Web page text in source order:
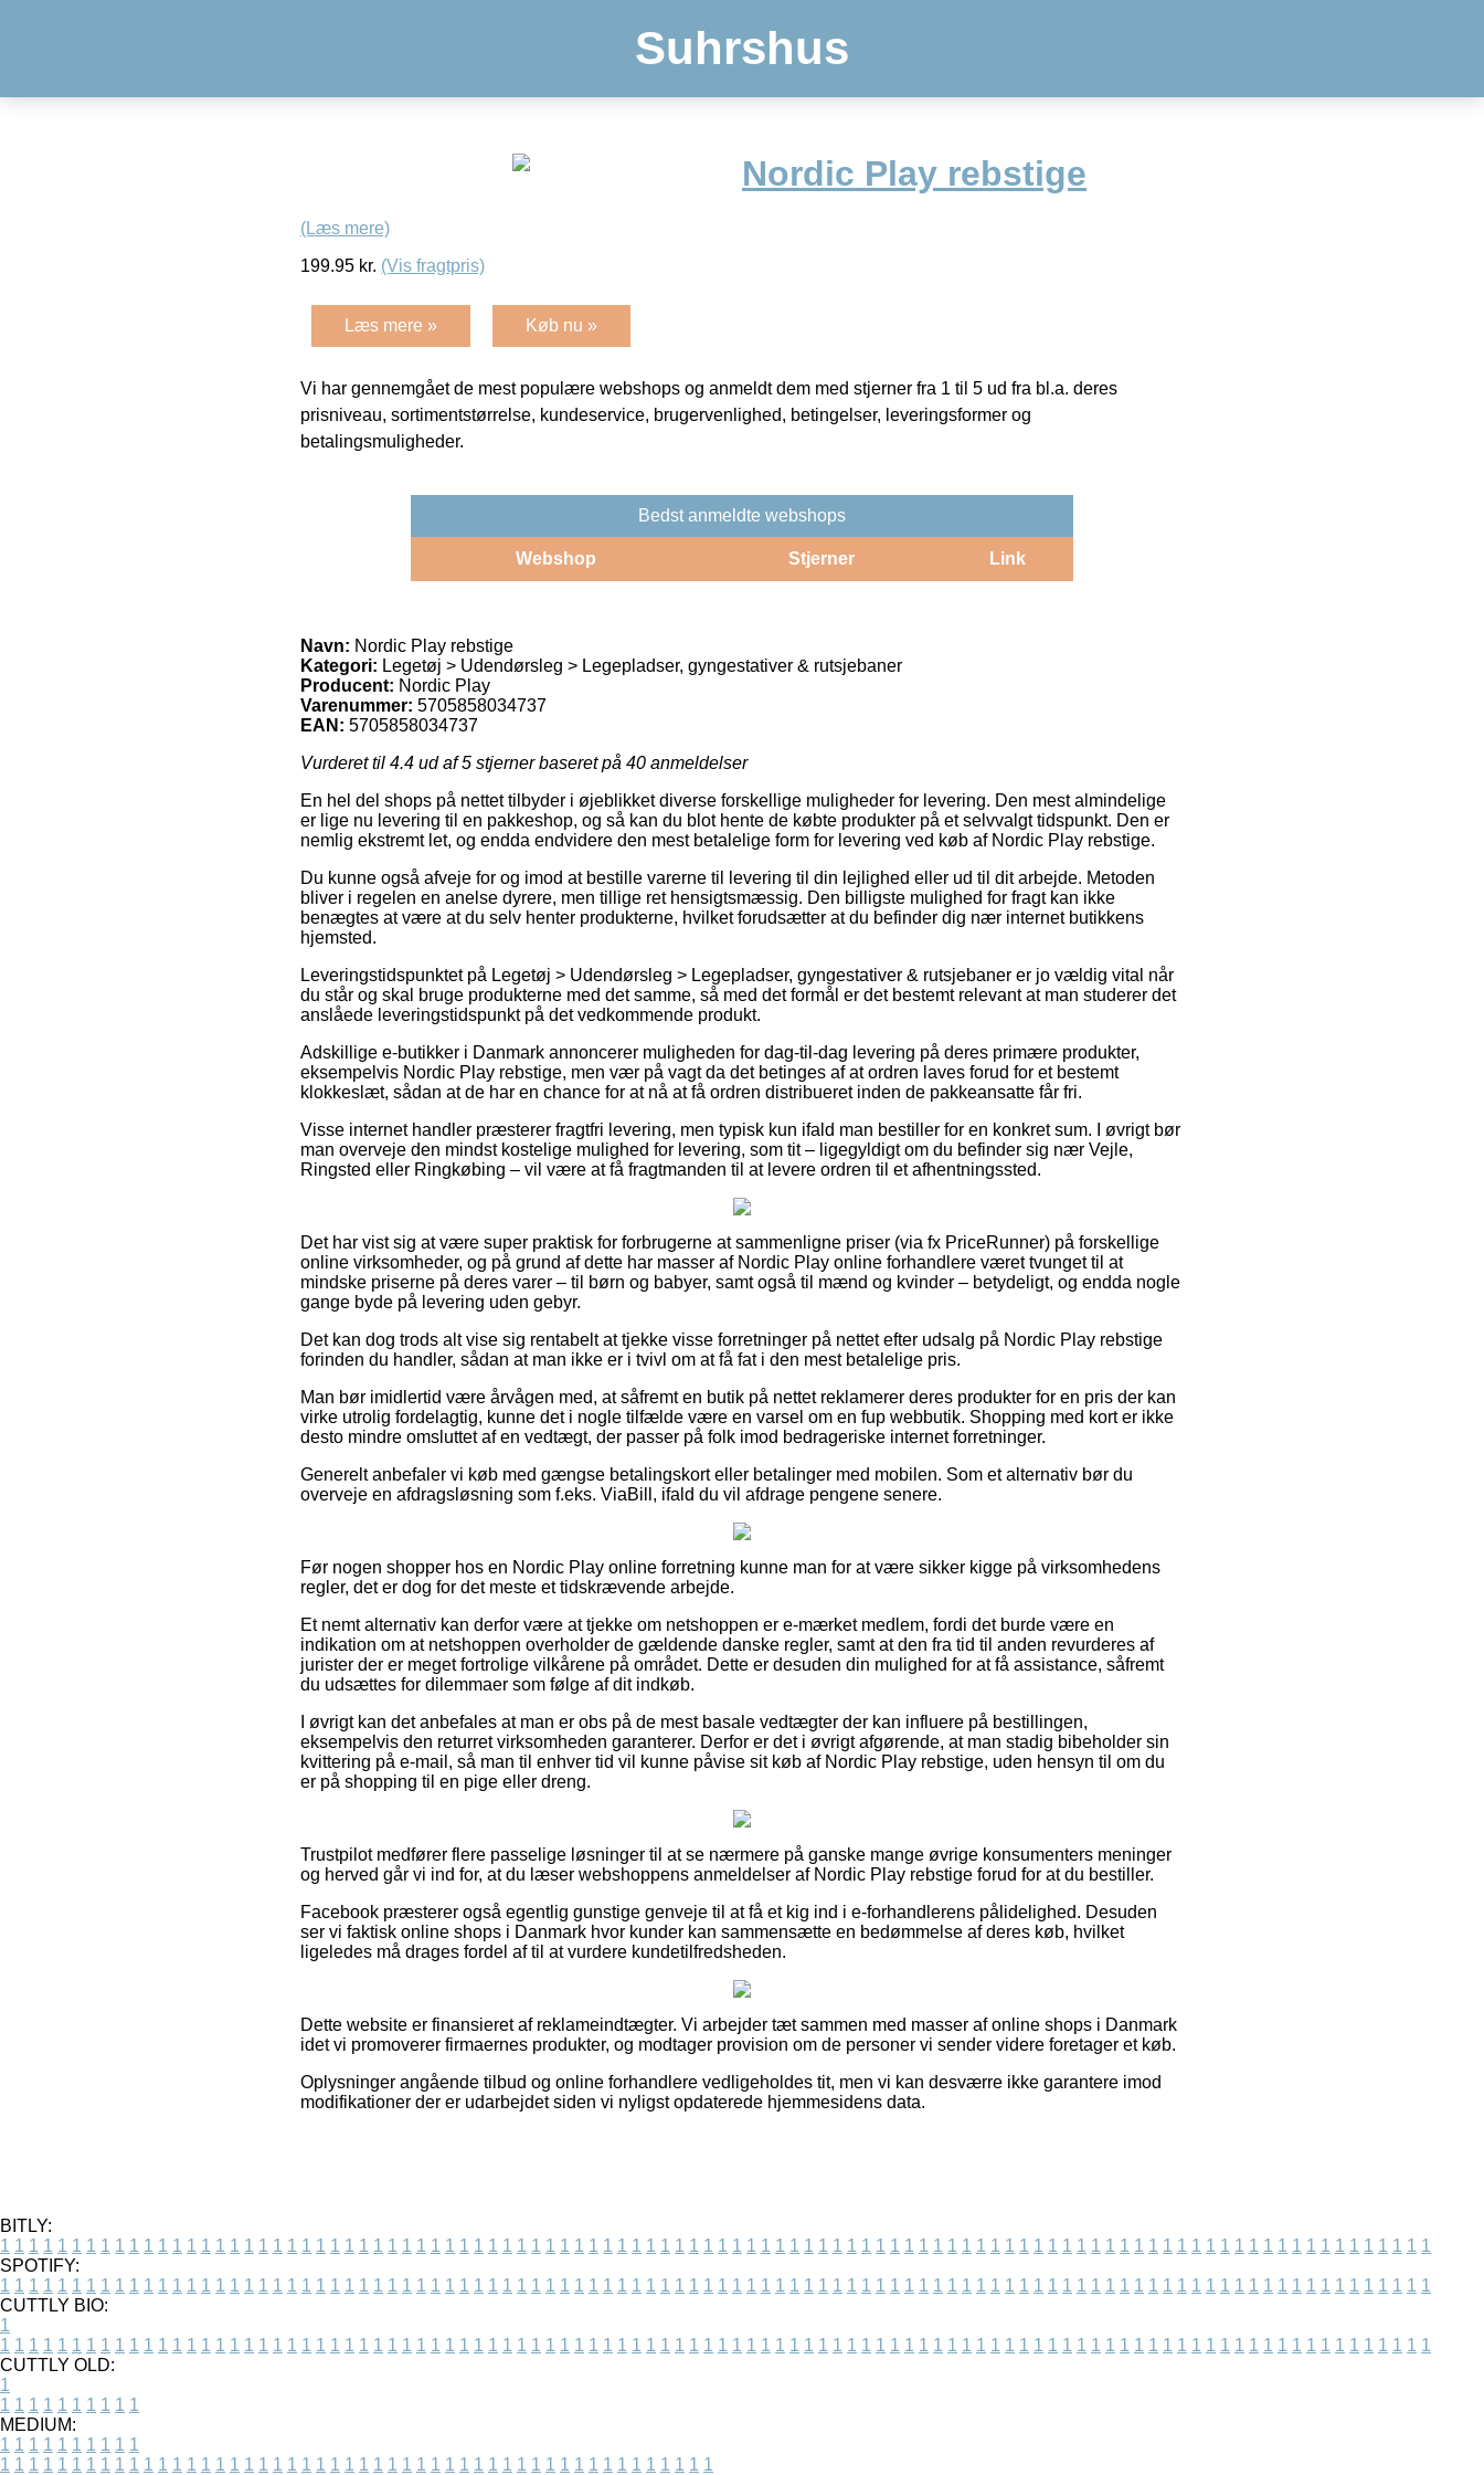
Suhrshus
Nordic Play rebstige
(Læs mere)
199.95 kr. (Vis fragtpris)
Læs mere » Køb nu »
Vi har gennemgået de mest populære webshops og anmeldt dem med stjerner fra 1 til 5 ud fra bl.a. deres
prisniveau, sortimentstørrelse, kundeservice, brugervenlighed, betingelser, leveringsformer og
betalingsmuligheder.
Bedst anmeldte webshops
Webshop Stjerner Link
Navn: Nordic Play rebstige
Kategori: Legetøj > Udendørsleg > Legepladser, gyngestativer & rutsjebaner
Producent: Nordic Play
Varenummer: 5705858034737
EAN: 5705858034737
Vurderet til 4.4 ud af 5 stjerner baseret på 40 anmeldelser
En hel del shops på nettet tilbyder i øjeblikket diverse forskellige muligheder for levering. Den mest almindelige
er lige nu levering til en pakkeshop, og så kan du blot hente de købte produkter på et selvvalgt tidspunkt. Den er
nemlig ekstremt let, og endda endvidere den mest betalelige form for levering ved køb af Nordic Play rebstige.
Du kunne også afveje for og imod at bestille varerne til levering til din lejlighed eller ud til dit arbejde. Metoden
bliver i regelen en anelse dyrere, men tillige ret hensigtsmæssig. Den billigste mulighed for fragt kan ikke
benægtes at være at du selv henter produkterne, hvilket forudsætter at du befinder dig nær internet butikkens
hjemsted.
Leveringstidspunktet på Legetøj > Udendørsleg > Legepladser, gyngestativer & rutsjebaner er jo vældig vital når
du står og skal bruge produkterne med det samme, så med det formål er det bestemt relevant at man studerer det
anslåede leveringstidspunkt på det vedkommende produkt.
Adskillige e-butikker i Danmark annoncerer muligheden for dag-til-dag levering på deres primære produkter,
eksempelvis Nordic Play rebstige, men vær på vagt da det betinges af at ordren laves forud for et bestemt
klokkeslæt, sådan at de har en chance for at nå at få ordren distribueret inden de pakkeansatte får fri.
Visse internet handler præsterer fragtfri levering, men typisk kun ifald man bestiller for en konkret sum. I øvrigt bør
man overveje den mindst kostelige mulighed for levering, som tit – ligegyldigt om du befinder sig nær Vejle,
Ringsted eller Ringkøbing – vil være at få fragtmanden til at levere ordren til et afhentningssted.
Det har vist sig at være super praktisk for forbrugerne at sammenligne priser (via fx PriceRunner) på forskellige
online virksomheder, og på grund af dette har masser af Nordic Play online forhandlere været tvunget til at
mindske priserne på deres varer – til børn og babyer, samt også til mænd og kvinder – betydeligt, og endda nogle
gange byde på levering uden gebyr.
Det kan dog trods alt vise sig rentabelt at tjekke visse forretninger på nettet efter udsalg på Nordic Play rebstige
forinden du handler, sådan at man ikke er i tvivl om at få fat i den mest betalelige pris.
Man bør imidlertid være årvågen med, at såfremt en butik på nettet reklamerer deres produkter for en pris der kan
virke utrolig fordelagtig, kunne det i nogle tilfælde være en varsel om en fup webbutik. Shopping med kort er ikke
desto mindre omsluttet af en vedtægt, der passer på folk imod bedrageriske internet forretninger.
Generelt anbefaler vi køb med gængse betalingskort eller betalinger med mobilen. Som et alternativ bør du
overveje en afdragsløsning som f.eks. ViaBill, ifald du vil afdrage pengene senere.
Før nogen shopper hos en Nordic Play online forretning kunne man for at være sikker kigge på virksomhedens
regler, det er dog for det meste et tidskrævende arbejde.
Et nemt alternativ kan derfor være at tjekke om netshoppen er e-mærket medlem, fordi det burde være en
indikation om at netshoppen overholder de gældende danske regler, samt at den fra tid til anden revurderes af
jurister der er meget fortrolige vilkårene på området. Dette er desuden din mulighed for at få assistance, såfremt
du udsættes for dilemmaer som følge af dit indkøb.
I øvrigt kan det anbefales at man er obs på de mest basale vedtægter der kan influere på bestillingen,
eksempelvis den returret virksomheden garanterer. Derfor er det i øvrigt afgørende, at man stadig bibeholder sin
kvittering på e-mail, så man til enhver tid vil kunne påvise sit køb af Nordic Play rebstige, uden hensyn til om du
er på shopping til en pige eller dreng.
Trustpilot medfører flere passelige løsninger til at se nærmere på ganske mange øvrige konsumenters meninger
og herved går vi ind for, at du læser webshoppens anmeldelser af Nordic Play rebstige forud for at du bestiller.
Facebook præsterer også egentlig gunstige genveje til at få et kig ind i e-forhandlerens pålidelighed. Desuden
ser vi faktisk online shops i Danmark hvor kunder kan sammensætte en bedømmelse af deres køb, hvilket
ligeledes må drages fordel af til at vurdere kundetilfredsheden.
Dette website er finansieret af reklameindtægter. Vi arbejder tæt sammen med masser af online shops i Danmark
idet vi promoverer firmaernes produkter, og modtager provision om de personer vi sender videre foretager et køb.
Oplysninger angående tilbud og online forhandlere vedligeholdes tit, men vi kan desværre ikke garantere imod
modifikationer der er udarbejdet siden vi nyligst opdaterede hjemmesidens data.
BITLY:
1 1 1 1 1 1 1 1 1 1 1 1 1 1 1 1 1 1 1 1 1 1 1 1 1 1 1 1 1 1 1 1 1 1 1 1 1 1 1 1 1 1 1 1 1 1 1 1 1 1 1 1 1 1 1 1 1 1 1 1 1 1 1 1 1 1 1 1 1 1 1 1 1 1 1 1 1 1 1 1 1 1 1 1 1 1 1 1 1 1 1 1 1 1 1 1 1 1 1 1
SPOTIFY:
1 1 1 1 1 1 1 1 1 1 1 1 1 1 1 1 1 1 1 1 1 1 1 1 1 1 1 1 1 1 1 1 1 1 1 1 1 1 1 1 1 1 1 1 1 1 1 1 1 1 1 1 1 1 1 1 1 1 1 1 1 1 1 1 1 1 1 1 1 1 1 1 1 1 1 1 1 1 1 1 1 1 1 1 1 1 1 1 1 1 1 1 1 1 1 1 1 1 1 1
CUTTLY BIO:
1
1 1 1 1 1 1 1 1 1 1 1 1 1 1 1 1 1 1 1 1 1 1 1 1 1 1 1 1 1 1 1 1 1 1 1 1 1 1 1 1 1 1 1 1 1 1 1 1 1 1 1 1 1 1 1 1 1 1 1 1 1 1 1 1 1 1 1 1 1 1 1 1 1 1 1 1 1 1 1 1 1 1 1 1 1 1 1 1 1 1 1 1 1 1 1 1 1 1 1 1
CUTTLY OLD:
1
1 1 1 1 1 1 1 1 1 1
MEDIUM:
1 1 1 1 1 1 1 1 1 1
1 1 1 1 1 1 1 1 1 1 1 1 1 1 1 1 1 1 1 1 1 1 1 1 1 1 1 1 1 1 1 1 1 1 1 1 1 1 1 1 1 1 1 1 1 1 1 1 1 1